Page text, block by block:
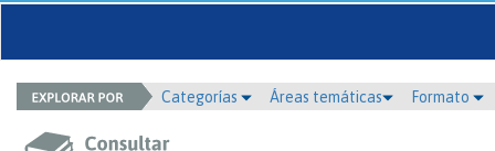
Categorías Áreas temáticas Formato